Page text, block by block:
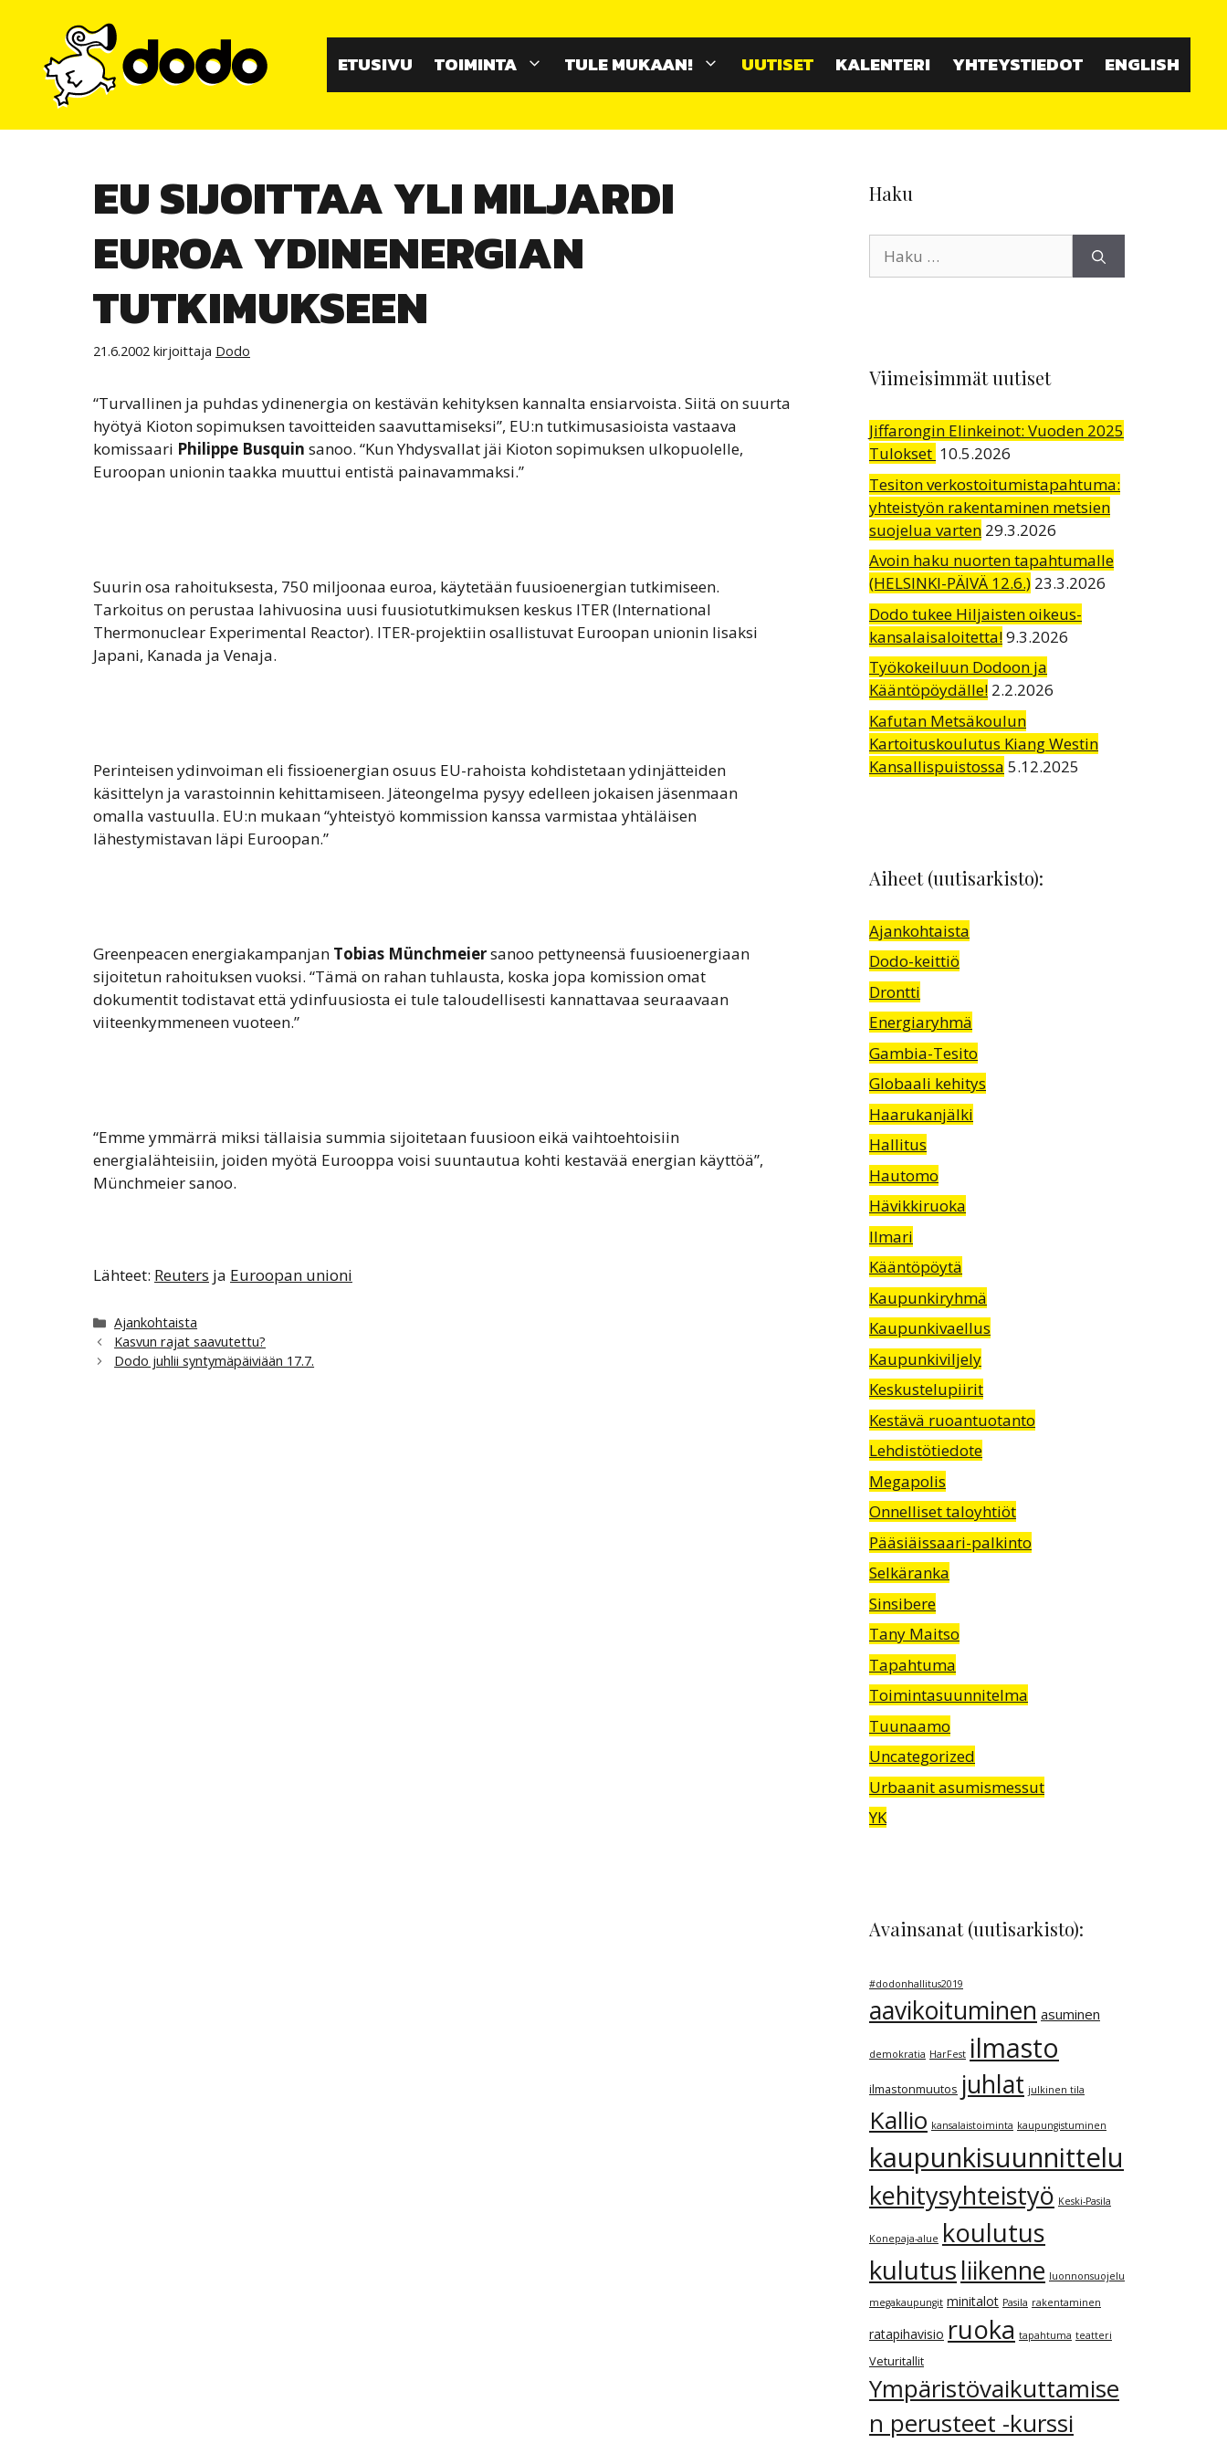
ETUSIVU TOIMINTA TULE MUKAAN! UUTISET KALENTERI YHTEYSTIEDOT ENGLISH
EU SIJOITTAA YLI MILJARDI
EUROA YDINENERGIAN
TUTKIMUKSEEN
21.6.2002 kirjoittaja Dodo
“Turvallinen ja puhdas ydinenergia on kestävän kehityksen kannalta ensiarvoista. Siitä on suurta
hyötyä Kioton sopimuksen tavoitteiden saavuttamiseksi”, EU:n tutkimusasioista vastaava
komissaari Philippe Busquin sanoo. “Kun Yhdysvallat jäi Kioton sopimuksen ulkopuolelle,
Euroopan unionin taakka muuttui entistä painavammaksi.”
Suurin osa rahoituksesta, 750 miljoonaa euroa, käytetään fuusioenergian tutkimiseen.
Tarkoitus on perustaa lahivuosina uusi fuusiotutkimuksen keskus ITER (International
Thermonuclear Experimental Reactor). ITER-projektiin osallistuvat Euroopan unionin lisaksi
Japani, Kanada ja Venaja.
Perinteisen ydinvoiman eli fissioenergian osuus EU-rahoista kohdistetaan ydinjätteiden
käsittelyn ja varastoinnin kehittamiseen. Jäteongelma pysyy edelleen jokaisen jäsenmaan
omalla vastuulla. EU:n mukaan “yhteistyö kommission kanssa varmistaa yhtäläisen
lähestymistavan läpi Euroopan.”
Greenpeacen energiakampanjan Tobias Münchmeiersanoo pettyneensä fuusioenergiaan
sijoitetun rahoituksen vuoksi. “Tämä on rahan tuhlausta, koska jopa komission omat
dokumentit todistavat että ydinfuusiosta ei tule taloudellisesti kannattavaa seuraavaan
viiteenkymmeneen vuoteen.”
“Emme ymmärrä miksi tällaisia summia sijoitetaan fuusioon eikä vaihtoehtoisiin
energialähteisiin, joiden myötä Eurooppa voisi suuntautua kohti kestavää energian käyttöä”,
Münchmeier sanoo.
Lähteet: Reuters ja Euroopan unioni
Kategoriat
Ajankohtaista
Kasvun rajat saavutettu?
Dodo juhlii syntymäpäiviään 17.7.
Haku
Viimeisimmät uutiset
Jiffarongin Elinkeinot: Vuoden 2025
Tulokset 10.5.2026
Tesiton verkostoitumistapahtuma:
yhteistyön rakentaminen metsien
suojelua varten 29.3.2026
Avoin haku nuorten tapahtumalle
(HELSINKI-PÄIVÄ 12.6.) 23.3.2026
Dodo tukee Hiljaisten oikeus-
kansalaisaloitetta!9.3.2026
Työkokeiluun Dodoon ja
Kääntöpöydälle! 2.2.2026
Kafutan Metsäkoulun
Kartoituskoulutus Kiang Westin
Kansallispuistossa 5.12.2025
Aiheet (uutisarkisto):
Ajankohtaista
Dodo-keittiö
Drontti
Energiaryhmä
Gambia-Tesito
Globaali kehitys
Haarukanjälki
Hallitus
Hautomo
Hävikkiruoka
Ilmari
Kääntöpöytä
Kaupunkiryhmä
Kaupunkivaellus
Kaupunkiviljely
Keskustelupiirit
Kestävä ruoantuotanto
Lehdistötiedote
Megapolis
Onnelliset taloyhtiöt
Pääsiäissaari-palkinto
Selkäranka
Sinsibere
Tany Maitso
Tapahtuma
Toimintasuunnitelma
Tuunaamo
Uncategorized
Urbaanit asumismessut
YK
Avainsanat (uutisarkisto):
#dodonhallitus2019
aavikoituminen asuminen
demokratia HarFest ilmasto
ilmastonmuutos juhlat julkinen tila
Kallio kansalaistoiminta kaupungistuminen
kaupunkisuunnittelu
kehitysyhteistyö Keski-Pasila
Konepaja-alue koulutus
kulutusliikenne luonnonsuojelu
megakaupungit minitalot Pasila rakentaminen
ratapihavisio ruoka tapahtuma teatteri
Veturitallit
Ympäristövaikuttamise
n perusteet -kurssi